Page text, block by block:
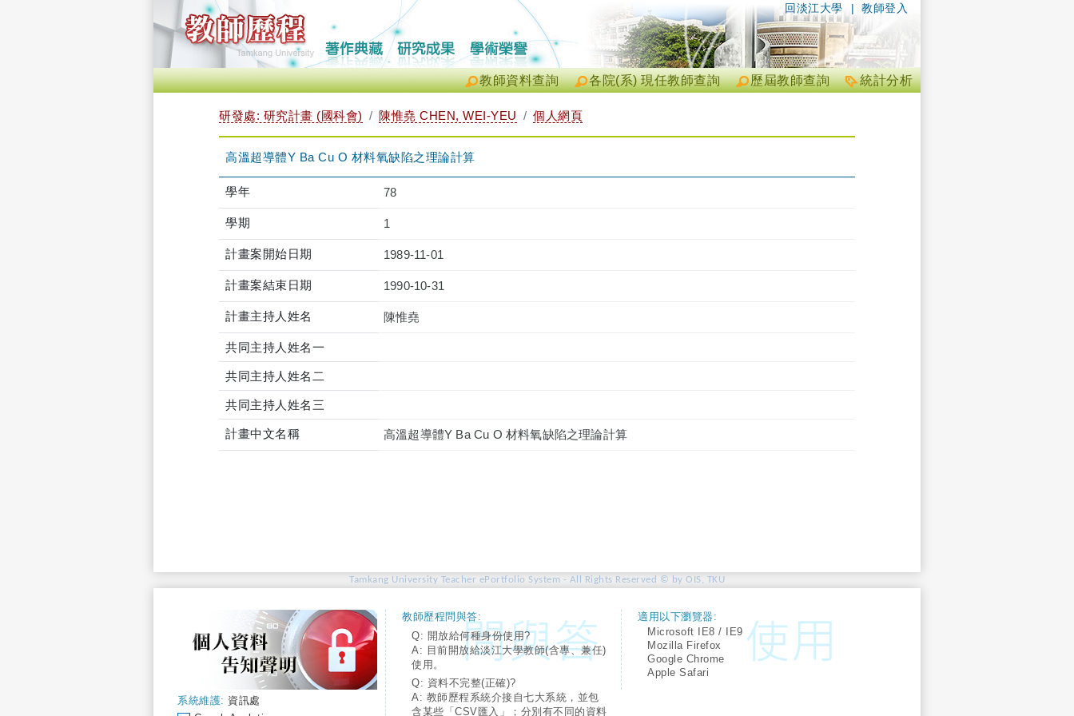
| 教師登入
回淡江大學
統計分析
歷屆教師查詢
各院(系) 現任教師查詢
教師資料查詢
研發處: 研究計畫 (國科會) 陳惟堯 CHEN, WEI-YEU 個人網頁
高溫超導體Y Ba Cu O 材料氧缺陷之理論計算
學年 78
學期 1
計畫案開始日期 1989-11-01
計畫案結束日期 1990-10-31
計畫主持人姓名 陳惟堯
共同主持人姓名一
共同主持人姓名二
共同主持人姓名三
計畫中文名稱 高溫超導體Y Ba Cu O 材料氧缺陷之理論計算
Tamkang University Teacher ePortfolio System - All Rights Reserved © by OIS, TKU
系統維護: 資訊處
教師歷程問與答:
Q: 開放給何種身份使用?
A: 目前開放給淡江大學教師(含專、兼任)
使用。
Q: 資料不完整(正確)?
A: 教師歷程系統介接自七大系統，並包
含某些「CSV匯入」；分別有不同的資料
適用以下瀏覽器:
Microsoft IE8 / IE9
Mozilla Firefox
Google Chrome
Apple Safari